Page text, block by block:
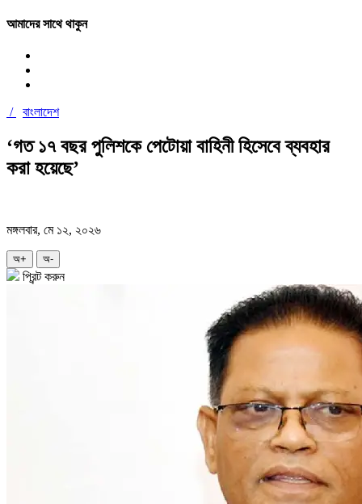
আমাদের সাথে থাকুন
/ বাংলাদেশ
‘গত ১৭ বছর পুলিশকে পেটোয়া বাহিনী হিসেবে ব্যবহার
করা হয়েছে’
মঙ্গলবার, মে ১২, ২০২৬
অ+ অ-
প্রিন্ট করুন